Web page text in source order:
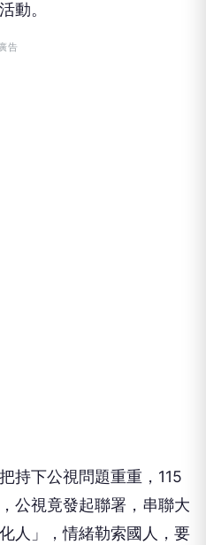
動。
告
持下公視問題重重，115
公視竟發起聯署，串聯大
人」，情緒勒索國人，要